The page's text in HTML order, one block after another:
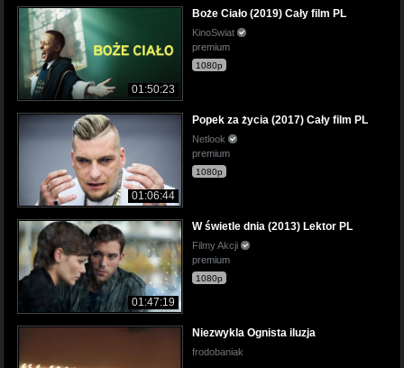
01:50:23
Boże Ciało (2019) Cały film PL
KinoSwiat
premium
1080p
01:06:44
Popek za życia (2017) Cały film PL
Netlook
premium
1080p
01:47:19
W świetle dnia (2013) Lektor PL
Filmy Akcji
premium
1080p
Niezwykla Ognista iluzja
frodobaniak